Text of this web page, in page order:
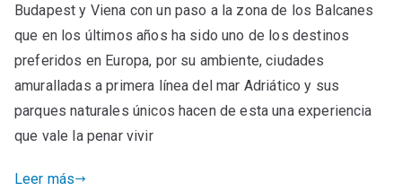
Budapest y Viena con un paso a la zona de los Balcanes
que en los últimos años ha sido uno de los destinos
preferidos en Europa, por su ambiente, ciudades
amuralladas a primera línea del mar Adriático y sus
parques naturales únicos hacen de esta una experiencia
que vale la penar vivir
Leer más